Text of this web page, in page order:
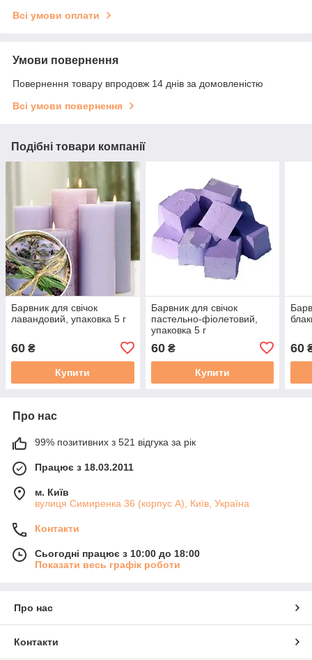
Всі умови оплати
Умови повернення
Повернення товару впродовж 14 днів за домовленістю
Всі умови повернення
Подібні товари компанії
Барвник для свічок
лавандовий, упаковка 5 г
60 ₴
Купити
Барвник для свічок
пастельно-фіолетовий,
упаковка 5 г
60₴
Купити
60
Про нас
99% позитивних з 521 відгука за рік
Працює з 18.03.2011
м. Київ
вулиця Симиренка 36 (корпус А), Київ, Україна
Контакти
Сьогодні працює з 10:00 до 18:00
Показати весь графік роботи
Про нас
Контакти